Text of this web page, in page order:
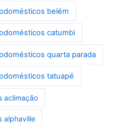
belém
catumbi
quarta parada
tatuapé
aclimação
alphaville